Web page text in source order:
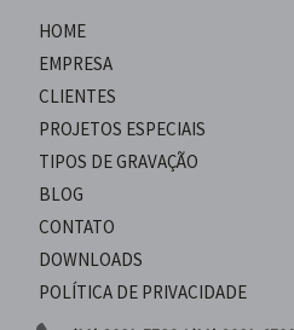
HOME
EMPRESA
CLIENTES
PROJETOS ESPECIAIS
TIPOS DE GRAVAÇÃO
BLOG
CONTATO
DOWNLOADS
POLÍTICA DE PRIVACIDADE